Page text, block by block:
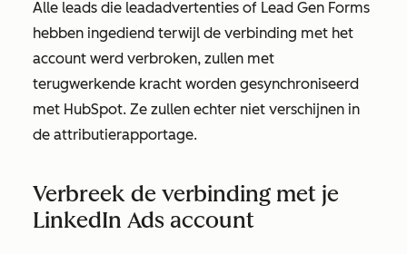
Alle leads die leadadvertenties of Lead Gen Forms
hebben ingediend terwijl de verbinding met het
account werd verbroken, zullen met
terugwerkende kracht worden gesynchroniseerd
met HubSpot. Ze zullen echter niet verschijnen in
de attributierapportage.
Verbreek de verbinding met je
LinkedIn Ads account